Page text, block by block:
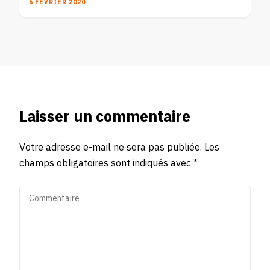
6 FÉVRIER 2020
Laisser un commentaire
Votre adresse e-mail ne sera pas publiée. Les
champs obligatoires sont indiqués avec*